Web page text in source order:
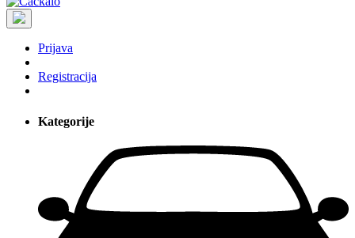
Prijava
Registracija
Kategorije